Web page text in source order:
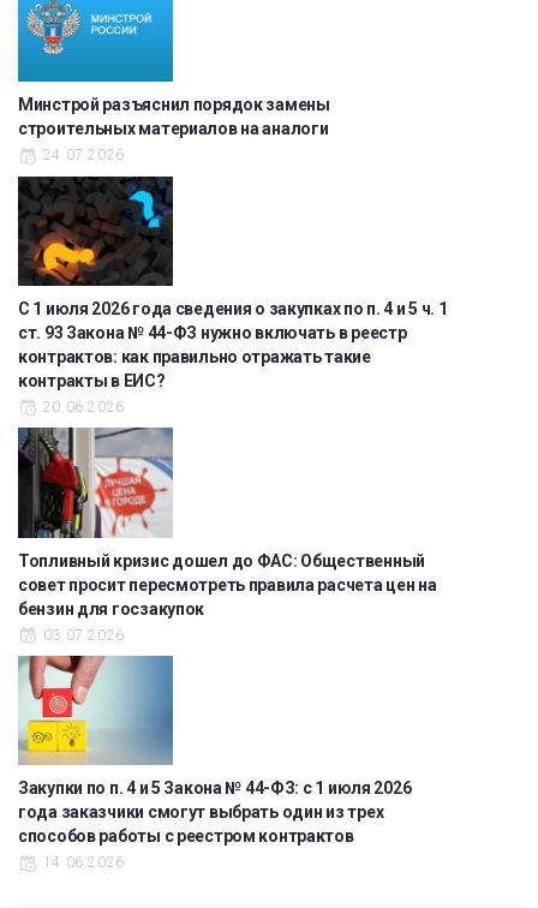
Минстрой разъяснил порядок замены
строительных материалов на аналоги
24.07.2026
С 1 июля 2026 года сведения о закупках по п. 4 и 5 ч. 1
ст. 93 Закона № 44-ФЗ нужно включать в реестр
контрактов: как правильно отражать такие
контракты в ЕИС?
20.06.2026
Топливный кризис дошел до ФАС: Общественный
совет просит пересмотреть правила расчета цен на
бензин для госзакупок
03.07.2026
Закупки по п. 4 и 5 Закона № 44-ФЗ: с 1 июля 2026
года заказчики смогут выбрать один из трех
способов работы с реестром контрактов
14.06.2026